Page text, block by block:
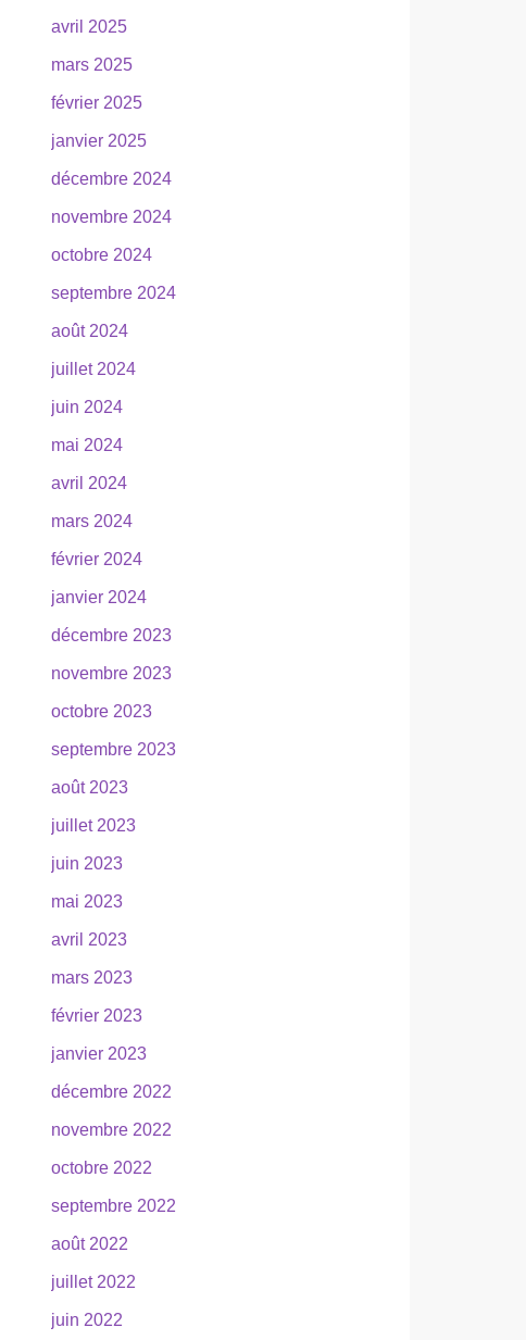
avril 2025
mars 2025
février 2025
janvier 2025
décembre 2024
novembre 2024
octobre 2024
septembre 2024
août 2024
juillet 2024
juin 2024
mai 2024
avril 2024
mars 2024
février 2024
janvier 2024
décembre 2023
novembre 2023
octobre 2023
septembre 2023
août 2023
juillet 2023
juin 2023
mai 2023
avril 2023
mars 2023
février 2023
janvier 2023
décembre 2022
novembre 2022
octobre 2022
septembre 2022
août 2022
juillet 2022
juin 2022